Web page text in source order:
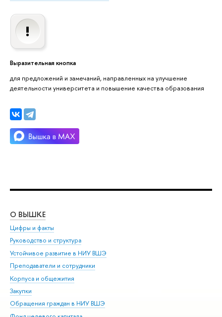
Выразительная кнопка
для предложений и замечаний, направленных на улучшение
деятельности университета и повышение качества образования
О ВЫШКЕ
Цифры и факты
Руководство и структура
Устойчивое развитие в НИУ ВШЭ
Преподаватели и сотрудники
Корпуса и общежития
Закупки
Обращения граждан в НИУ ВШЭ